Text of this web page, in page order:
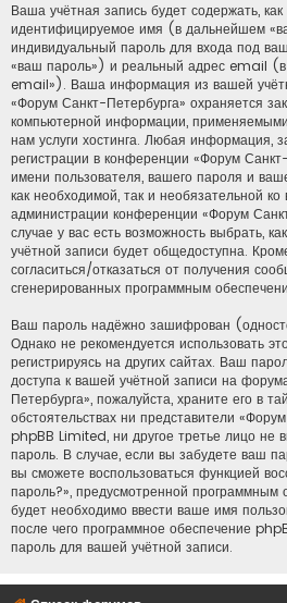
Ваша учётная запись будет содержать,
идентифицируемое имя (в дальнейшем
индивидуальный пароль для входа под
«ваш пароль») и реальный адрес email
email»). Ваша информация из вашей
«Форум Санкт-Петербурга» охраняется
компьютерной информации,
нам услуги хостинга. Любая информация,
регистрации в конференции «Форум
имени пользователя, вашего пароля и
как необходимой, так и необязательной ко
администрации конференции «Форум
случае у вас есть возможность выбрать,
учётной записи будет общедоступна.
согласиться/отказаться от получения
сгенерированных программным
Ваш пароль надёжно зашифрован
Однако не рекомендуется использовать
регистрируясь на других сайтах. Ваш
доступа к вашей учётной записи на
Петербурга», пожалуйста, храните его в
обстоятельствах ни представители
phpBB Limited, ни другое третье лицо не
пароль. В случае, если вы забудете ваш
вы сможете воспользоваться функцией
пароль?», предусмотренной
будет необходимо ввести ваше имя
после чего программное обеспечение
пароль для вашей учётной записи.